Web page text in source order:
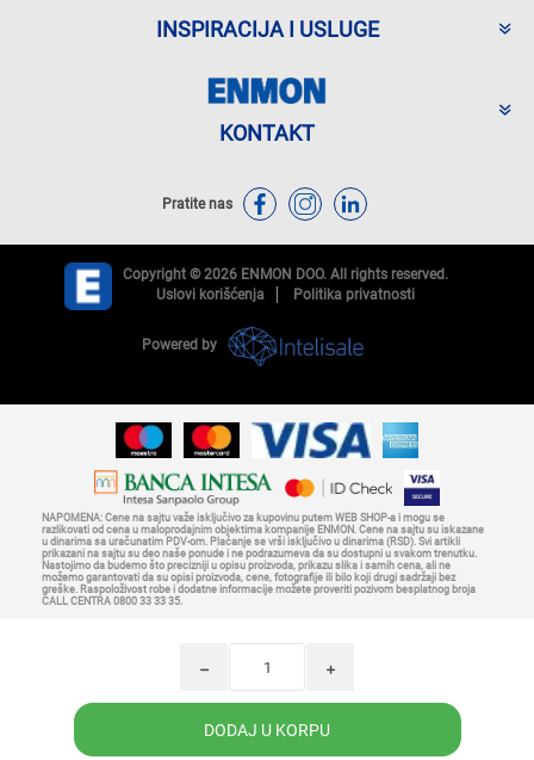
i
h
INSPIRACIJA I USLUGE
KONTAKT
Pratite nas
Copyright © 2026 ENMON DOO. All rights reserved.
Uslovi korišćenja
Politika privatnosti
Powered by
NAPOMENA: Cene na sajtu važe isključivo za kupovinu putem WEB SHOP-a i mogu se
razlikovati od cena u maloprodajnim objektima kompanije ENMON. Cene na sajtu su iskazane
u dinarima sa uračunatim PDV-om. Plaćanje se vrši isključivo u dinarima (RSD). Svi artikli
prikazani na sajtu su deo naše ponude i ne podrazumeva da su dostupni u svakom trenutku.
Nastojimo da budemo što precizniji u opisu proizvoda, prikazu slika i samih cena, ali ne
možemo garantovati da su opisi proizvoda, cene, fotografije ili bilo koji drugi sadržaji bez
greške. Raspoloživost robe i dodatne informacije možete proveriti pozivom besplatnog broja
CALL CENTRA 0800 33 33 35.